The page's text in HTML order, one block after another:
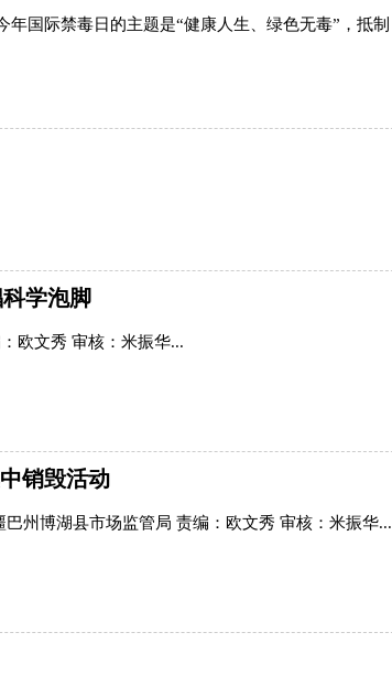
国际禁毒日的主题是“健康人生、绿色无毒”，抵制
学泡脚
欧文秀 审核：米振华...
销毁活动
州博湖县市场监管局 责编：欧文秀 审核：米振华...